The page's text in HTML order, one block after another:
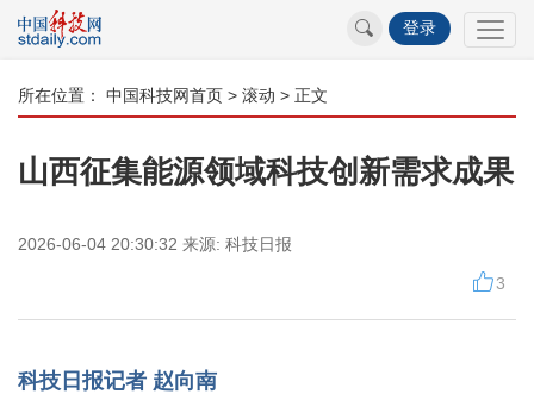
登录
所在位置： 中国科技网首页 > 滚动 > 正文
山西征集能源领域科技创新需求成果
2026-06-04 20:30:32 来源: 科技日报
3
科技日报记者 赵向南